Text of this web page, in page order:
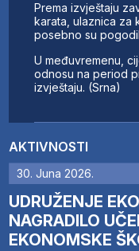
AKTIVNOSTI
30. Juna 2026.
UDRUŽENJE
NAGRADILO
EKONOMSKE
Prema izvještaju
karata, ulaznica za
posebno su
U međuvremenu,
odnosu na period
izvještaju. (Srna)